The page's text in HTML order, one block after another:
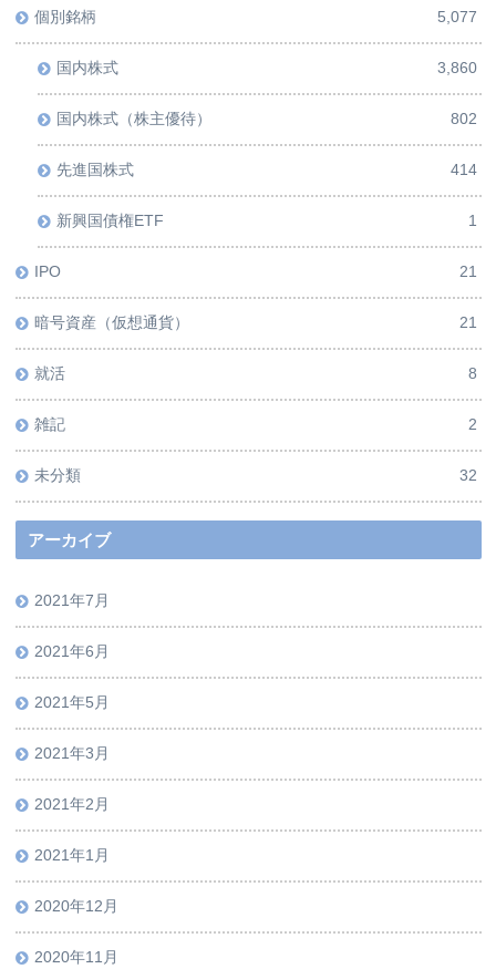
個別銘柄 5,077
国内株式 3,860
国内株式（株主優待） 802
先進国株式 414
新興国債権ETF 1
IPO 21
暗号資産（仮想通貨） 21
就活 8
雑記 2
未分類 32
アーカイブ
2021年7月
2021年6月
2021年5月
2021年3月
2021年2月
2021年1月
2020年12月
2020年11月